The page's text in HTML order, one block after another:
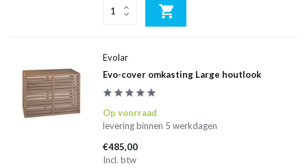
Evolar
Evo-cover omkasting Large houtlook
Op voorraad
levering binnen 5 werkdagen
€485,00
Incl. btw